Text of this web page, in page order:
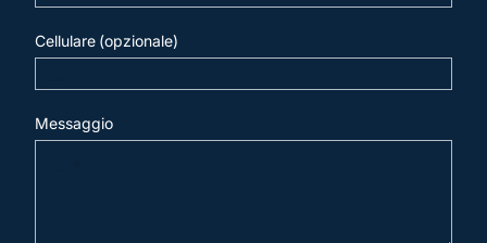
Cellulare (opzionale)
Messaggio